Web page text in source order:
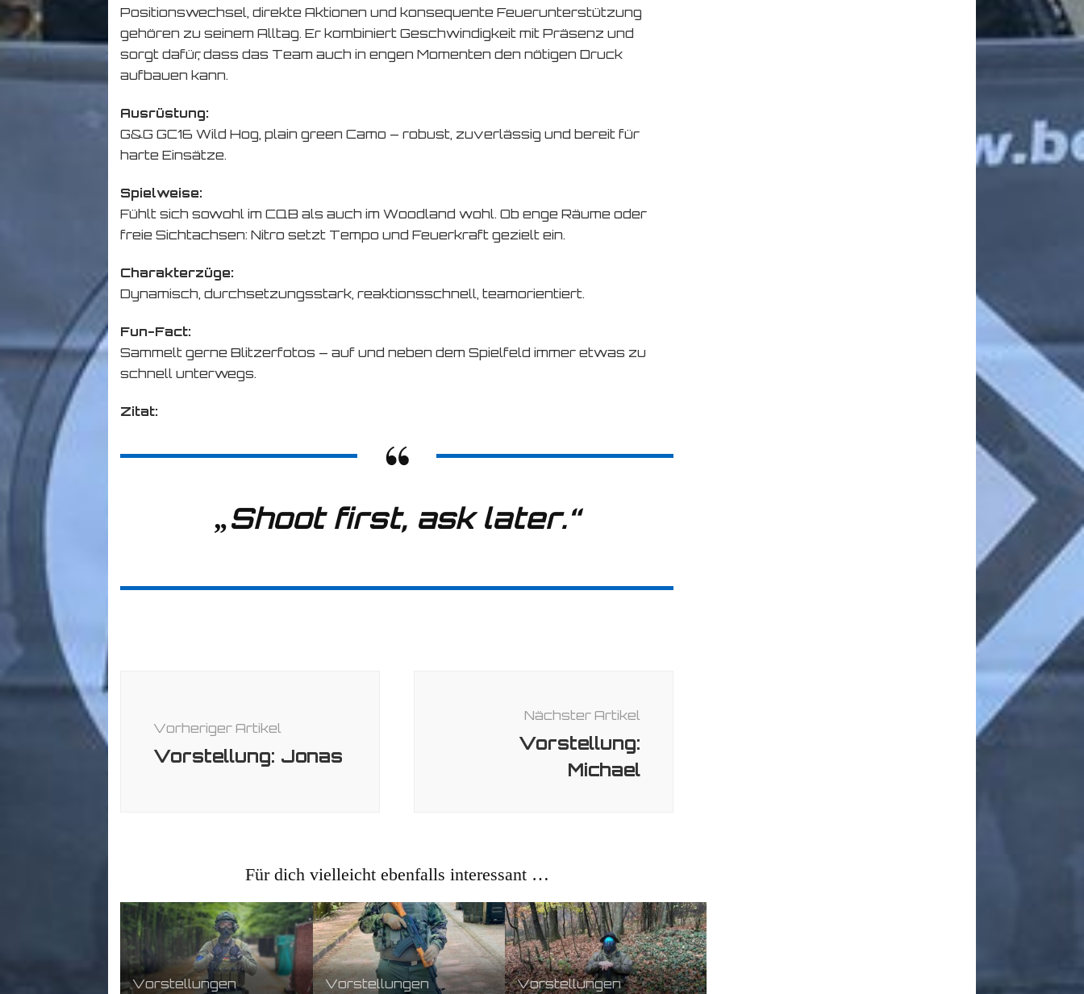
Positionswechsel, direkte Aktionen und konsequente Feuerunterstützung
gehören zu seinem Alltag. Er kombiniert Geschwindigkeit mit Präsenz und
sorgt dafür, dass das Team auch in engen Momenten den nötigen Druck
aufbauen kann.
Ausrüstung:
G&G GC16 Wild Hog, plain green Camo – robust, zuverlässig und bereit für
harte Einsätze.
Spielweise:
Fühlt sich sowohl im CQB als auch im Woodland wohl. Ob enge Räume oder
freie Sichtachsen: Nitro setzt Tempo und Feuerkraft gezielt ein.
Charakterzüge:
Dynamisch, durchsetzungsstark, reaktionsschnell, teamorientiert.
Fun-Fact:
Sammelt gerne Blitzerfotos – auf und neben dem Spielfeld immer etwas zu
schnell unterwegs.
Zitat:
„Shoot first, ask later.“
Vorheriger Artikel
Vorstellung: Jonas
Nächster Artikel
Vorstellung:
Michael
Für dich vielleicht ebenfalls interessant …
Vorstellungen Vorstellungen Vorstellungen